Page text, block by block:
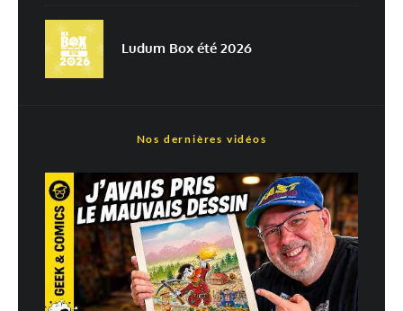
traitées
Ludum Box été 2026
Nos dernières vidéos